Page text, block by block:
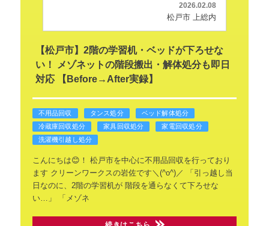
2026.02.08
松戸市 上総内
【松戸市】2階の学習机・ベッドが下ろせな
い！ メゾネットの階段搬出・解体処分も即日
対応 【Before→After実録】
不用品回収 タンス処分
ベッド解体処分
冷蔵庫回収処分
家具回収処分
家電回収処分
洗濯機引越し処分
こんにちは😊！ 松戸市を中心に不用品回収を行っており
ます クリーンワークスの岩佐です＼(^o^)／
「引っ越し当
日なのに、2階の学習机が階段を通らなくて下ろせな
い…」
「メゾネ